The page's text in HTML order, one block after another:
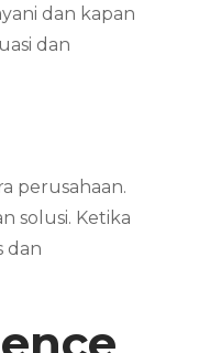
dan kapan
dan
perusahaan.
solusi. Ketika
dan